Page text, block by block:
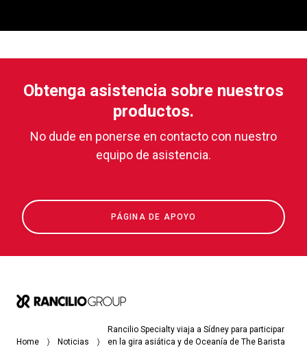
Obtenga asistencia sobre nuestros
productos.
No dude en ponerse en contacto con nuestro
equipo de asistencia.
PÁGINA DE APOYO
Home Noticias
Rancilio Specialty viaja a Sídney para participar
en la gira asiática y de Oceanía de The Barista